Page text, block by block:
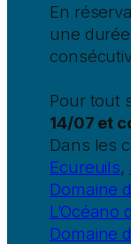
En
une
Pour tout
14/07 et
Dans les
Ecureuils,
Domaine
L’Océano
Domaine